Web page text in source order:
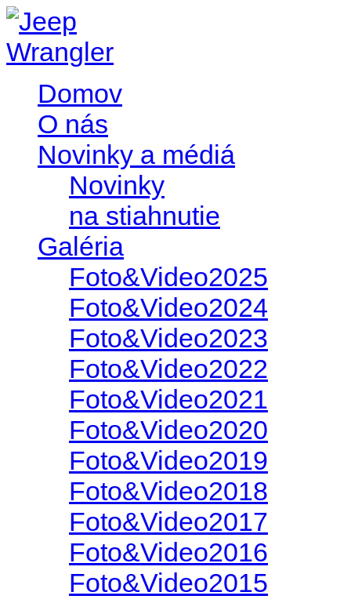
Domov
O nás
Novinky a médiá
Novinky
na stiahnutie
Galéria
Foto&Video2025
Foto&Video2024
Foto&Video2023
Foto&Video2022
Foto&Video2021
Foto&Video2020
Foto&Video2019
Foto&Video2018
Foto&Video2017
Foto&Video2016
Foto&Video2015